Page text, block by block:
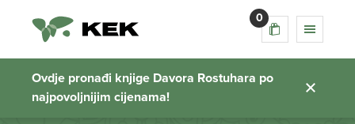
0
Ovdje pronađi knjige Davora Rostuhara po
najpovoljnijim cijenama!
izložbeni stalci
Početna stranica